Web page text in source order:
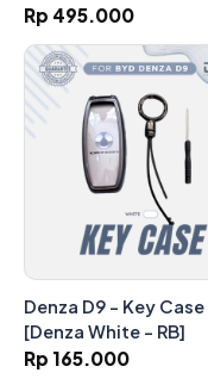
Rp 495.000
Denza D9 - Key Case
[Denza White - RB]
Rp 165.000